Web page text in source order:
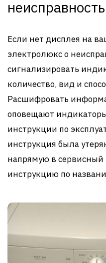
Если нет дисплея на
электролюкс о
сигнализировать
количество, вид и
Расшифровать
оповещают
инструкции по
инструкция была
напрямую в сервисный
инструкцию по